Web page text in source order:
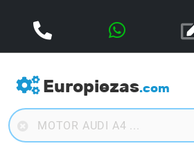
Europiezas.com